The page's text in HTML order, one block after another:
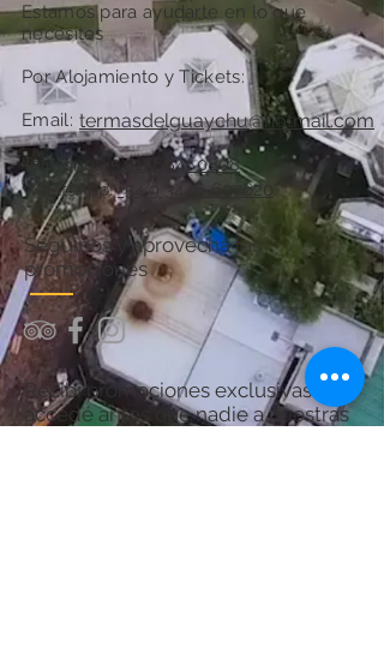
Estamos para ayudarte en lo que
necesites
Por Alojamiento y Tickets:
Email:
Teléfono:
+54 11 6841 0808
WhatsApp:+54 9 3446-607620
termasdelguaychu@hotmail.com
Seguinos y aprovechá las
promociones
Recibí promociones exclusivas y
accedé antes que nadie a nuestras